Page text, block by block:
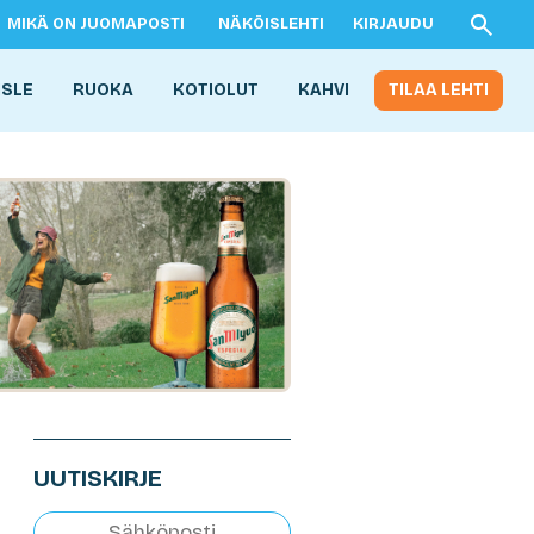
MIKÄ ON JUOMAPOSTI NÄKÖISLEHTI KIRJAUDU
RUOKA KOTIOLUT KAHVI TILAA LEHTI
UUTISKIRJE